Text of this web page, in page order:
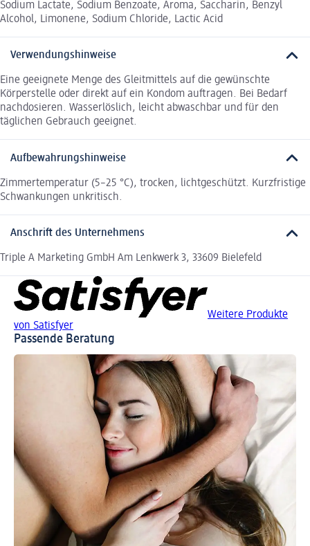
Sodium Lactate, Sodium Benzoate, Aroma, Saccharin, Benzyl
Alcohol, Limonene, Sodium Chloride, Lactic Acid
Verwendungshinweise
Eine geeignete Menge des Gleitmittels auf die gewünschte
Körperstelle oder direkt auf ein Kondom auftragen. Bei Bedarf
nachdosieren. Wasserlöslich, leicht abwaschbar und für den
täglichen Gebrauch geeignet.
Aufbewahrungshinweise
Zimmertemperatur (5–25 °C), trocken, lichtgeschützt. Kurzfristige
Schwankungen unkritisch.
Anschrift des Unternehmens
Triple A Marketing GmbH Am Lenkwerk 3, 33609 Bielefeld
Weitere Produkte
von Satisfyer
Passende Beratung